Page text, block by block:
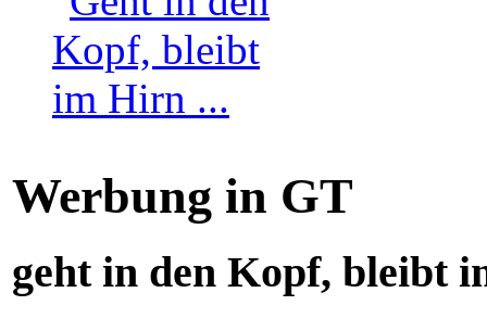
Werbung in GT
geht in den Kopf, bleibt